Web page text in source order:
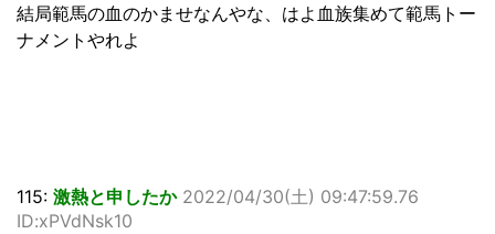
結局範馬の血のかませなんやな、はよ血族集めて範馬トー
ナメントやれよ
115: 激熱と申したか 2022/04/30(土) 09:47:59.76
ID:xPVdNsk10